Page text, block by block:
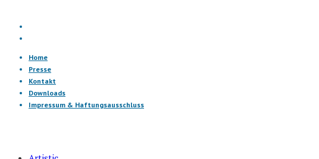
Home
Presse
Kontakt
Downloads
Impressum & Haftungsausschluss